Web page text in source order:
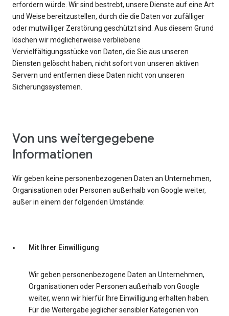
erfordern würde. Wir sind bestrebt, unsere Dienste auf eine Art
und Weise bereitzustellen, durch die die Daten vor zufälliger
oder mutwilliger Zerstörung geschützt sind. Aus diesem Grund
löschen wir möglicherweise verbliebene
Vervielfältigungsstücke von Daten, die Sie aus unseren
Diensten gelöscht haben, nicht sofort von unseren aktiven
Servern und entfernen diese Daten nicht von unseren
Sicherungssystemen.
Von uns weitergegebene
Informationen
Wir geben keine personenbezogenen Daten an Unternehmen,
Organisationen oder Personen außerhalb von Google weiter,
außer in einem der folgenden Umstände:
Mit Ihrer Einwilligung
Wir geben personenbezogene Daten an Unternehmen,
Organisationen oder Personen außerhalb von Google
weiter, wenn wir hierfür Ihre Einwilligung erhalten haben.
Für die Weitergabe jeglicher sensibler Kategorien von